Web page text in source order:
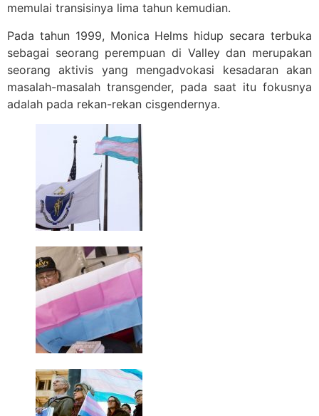
memulai transisinya lima tahun kemudian.
Pada tahun 1999, Monica Helms hidup secara terbuka
sebagai seorang perempuan di Valley dan merupakan
seorang aktivis yang mengadvokasi kesadaran akan
masalah-masalah transgender, pada saat itu fokusnya
adalah pada rekan-rekan cisgendernya.